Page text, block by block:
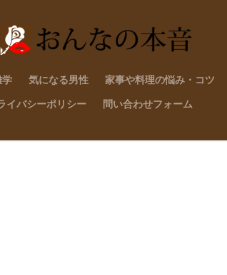
学 気になる男性 家事や料理の悩み・コツ
イバシーポリシー
問い合わせフォーム